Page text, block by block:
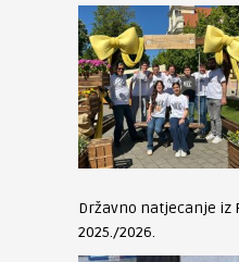
Državno natjecanje iz
2025./2026.